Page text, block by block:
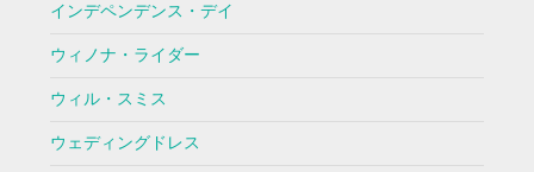
インデペンデンス・デイ
ウィノナ・ライダー
ウィル・スミス
ウェディングドレス